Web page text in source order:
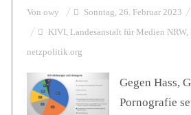
FUNKTURM-
Podcast
Von owy Sonntag, 26. Februar 2023
KIVI, Landesanstalt für Medien NRW,
netzpolitik.org
Gegen Hass,
Pornografie